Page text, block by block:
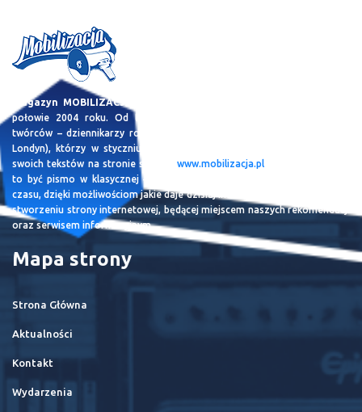
Magazyn MOBILIZACJA
połowie 2004 roku. Od tamtego czasu, zebraliśmy zespół młodych
twórców – dziennikarzy rozsianych po całej Polsce i nie tylko (Dublin,
Londyn), którzy w styczniu 2005 roku dostali możliwość publikowania
swoich tekstów na stronie serwisuwww.mobilizacja.pl
to być pismo w klasycznej – papierowej formie. Idąc jednak z duchem
czasu, dzięki możliwościom jakie daje dzisiaj Internet, zespół skupił się na
stworzeniu strony internetowej, będącej miejscem naszych rekomendacji
oraz serwisem informacyjnym.
Mapa strony
Strona Główna
Aktualności
Kontakt
Wydarzenia